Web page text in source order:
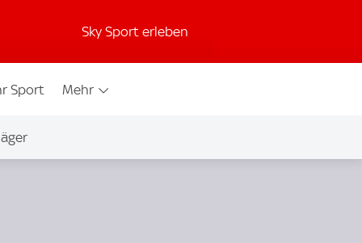
Sky Sport erleben
Sport Mehr